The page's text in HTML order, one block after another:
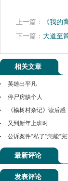
上一篇：
《我的
下一篇： 大道至
相关文章
英雄出平凡
停尸房缺个人
《榆树村杂记》读后感
又到新年上班时
公诉案件“私了”怎能“完
最新评论
发表评论